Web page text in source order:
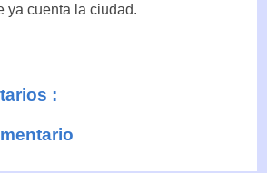
ya cuenta la ciudad.
: